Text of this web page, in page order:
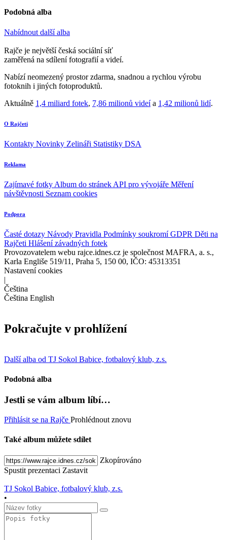
Podobná alba
Nabídnout další alba
Rajče je největší česká sociální síť
zaměřená na sdílení fotografií a videí.
Nabízí neomezený prostor zdarma, snadnou a rychlou výrobu
fotoknih i jiných fotoproduktů.
Aktuálně 1,4 miliard fotek, 7,86 milionů videía 1,42 milionů lidí.
O Rajčeti
Kontakty Novinky Zelináři Statistiky DSA
Reklama
Zajímavé fotky Album do stránek API pro vývojáře Měření
návštěvnosti Seznam cookies
Podpora
Časté dotazy Návody Pravidla Podmínky soukromíGDPR Děti na
Rajčeti Hlášení závadných fotek
Provozovatelem webu rajce.idnes.cz je společnost MAFRA, a. s.,
Karla Engliše 519/11, Praha 5, 150 00, IČO: 45313351
Nastavení cookies
|
Čeština
Čeština English
Pokračujte v prohlížení
Další alba od TJ Sokol Babice, fotbalový klub, z.s.
Podobná alba
Jestli se vám album líbí…
Přihlásit se na Rajče Prohlédnout znovu
Také album můžete sdílet
Zkopírováno
Spustit prezentaci Zastavit
TJ Sokol Babice, fotbalový klub, z.s.
•